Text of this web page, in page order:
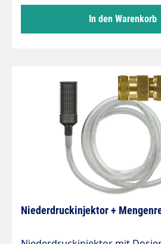
des Behälters : 11 cmGewicht
Behälters : 1
Druckluftanschluß (zwischen
In den Warenkorb
Niederdruckinjektor +